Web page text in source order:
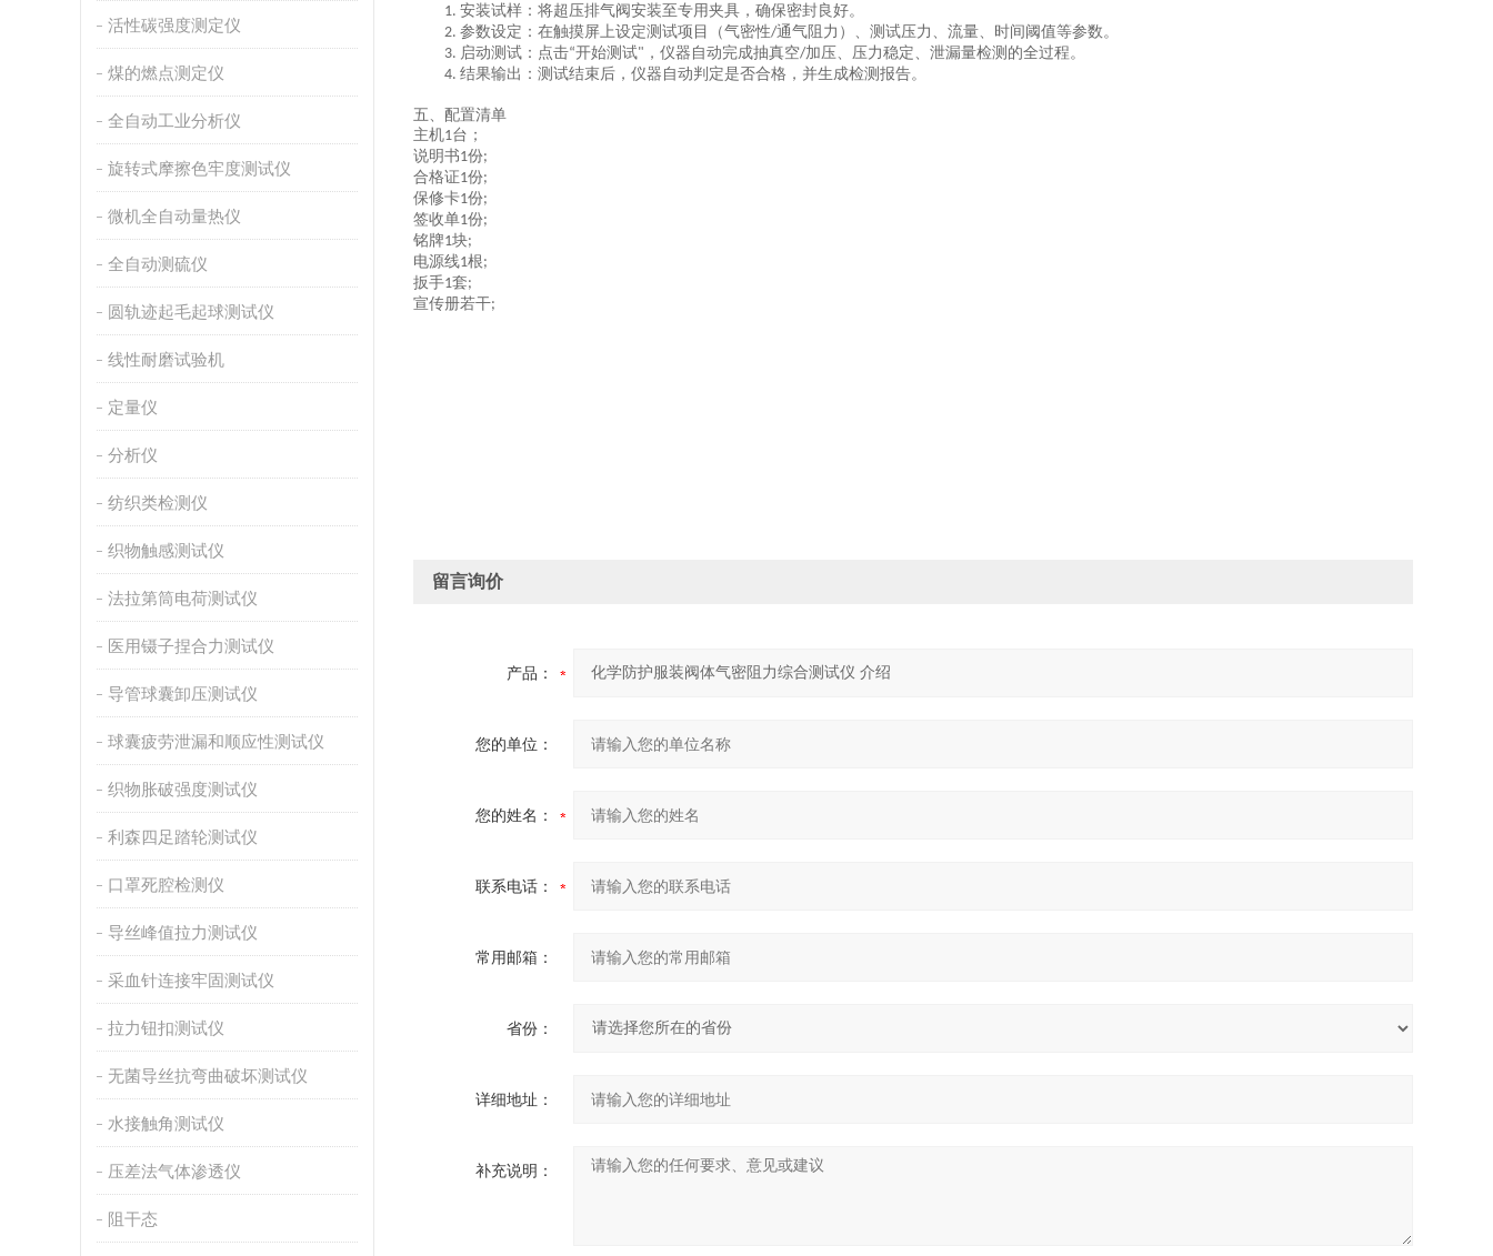
活性碳强度测定仪
煤的燃点测定仪
全自动工业分析仪
旋转式摩擦色牢度测试仪
微机全自动量热仪
全自动测硫仪
圆轨迹起毛起球测试仪
线性耐磨试验机
定量仪
分析仪
纺织类检测仪
织物触感测试仪
法拉第筒电荷测试仪
医用镊子捏合力测试仪
导管球囊卸压测试仪
球囊疲劳泄漏和顺应性测试仪
织物胀破强度测试仪
利森四足踏轮测试仪
口罩死腔检测仪
导丝峰值拉力测试仪
采血针连接牢固测试仪
拉力钮扣测试仪
无菌导丝抗弯曲破坏测试仪
水接触角测试仪
压差法气体渗透仪
阻干态
1. 安装试样： 将超压排气阀安装至专用夹具，确保密封良好。
2. 参数设定： 在触摸屏上设定测试项目（气密性/通气阻力）、测试压力、流量、时间阈值等参数。
3. 启动测试 ： 点击“开始测试" ，仪器自动完成抽真空/加压、压力稳定、泄漏量检测的全过程。
4. 结果输出： 测试结束后，仪器自动判定是否合格，并生成检测报告。
五、 配置清单
主机1台；
说明书1份;
合格证1份;
保修卡1份;
签收单1份;
铭牌1块;
电源线1根;
扳手1套;
宣传册若干;
留言询价
产品：
您的单位：
您的姓名：
联系电话：
常用邮箱：
省份：
详细地址：
补充说明：